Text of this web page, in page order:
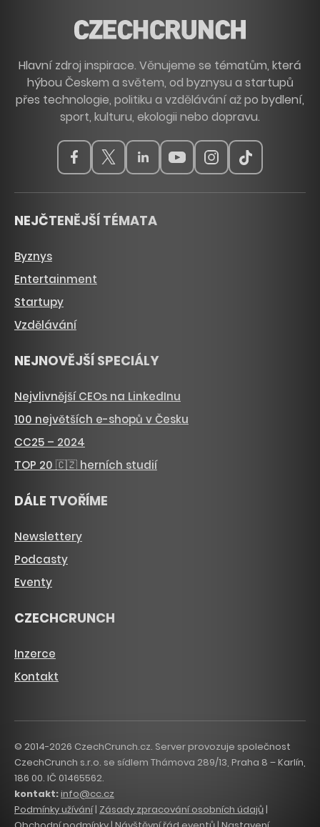
Hlavní zdroj inspirace. Věnujeme se tématům, která
hýbou Českem a světem, od byznysu a startupů
přes technologie, politiku a vzdělávání až po bydlení,
sport, kulturu, ekologii nebo dopravu.
NEJČTENĚJŠÍ TÉMATA
Byznys
Entertainment
Startupy
Vzdělávání
NEJNOVĚJŠÍ SPECIÁLY
Nejvlivnější CEOs na LinkedInu
100 největších e-shopů v Česku
CC25 – 2024
TOP 20 🇨🇿 herních studií
DÁLE TVOŘÍME
Newslettery
Podcasty
Eventy
CZECHCRUNCH
Inzerce
Kontakt
© 2014-2026 CzechCrunch.cz. Server provozuje společnost
CzechCrunch s.r.o. se sídlem Thámova 289/13, Praha 8 – Karlín,
186 00. IČ 01465562.
kontakt:info@cc.cz
Podmínky užívání| Zásady zpracování osobních údajů |